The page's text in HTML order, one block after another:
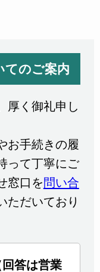
てのご案内
厚く御礼申し
お手続きの履
って丁寧にご
窓口を問い合
ただいており
回答は営業